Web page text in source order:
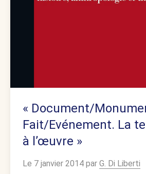
« Document/
Fait/Evénement. La
à l’œuvre »
Le 7 janvier 2014 par G. Di Liberti